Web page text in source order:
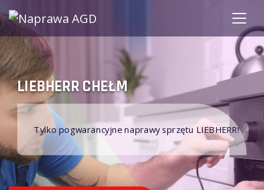
LIEBHERR CHEŁM
Tylko pogwarancyjne naprawy sprzętu LIEBHERR!